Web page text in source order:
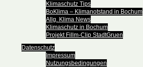
Klimaschutz Tips
BoKlima – Klimanotstand in Bochum
Allg. Klima News
Klimaschutz in Bochum
Projekt Fillm-Clip StadtGruen
Datenschutz
Impressum
Nutzungsbedingungen